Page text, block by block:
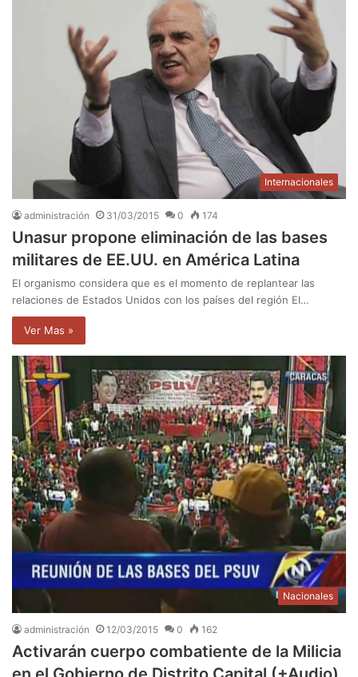
Internacionales
administración 31/03/2015 0 174
Unasur propone eliminación de las bases
militares de EE.UU. en América Latina
El organismo considera que es el momento de replantear las
relaciones de Estados Unidos con los países del región El…
Ver Mas »
Nacionales
administración 12/03/2015 0 162
Activarán cuerpo combatiente de la Milicia